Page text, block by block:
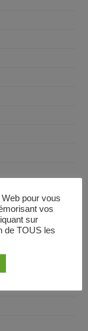
pour vous
vos
sur
de TOUS les